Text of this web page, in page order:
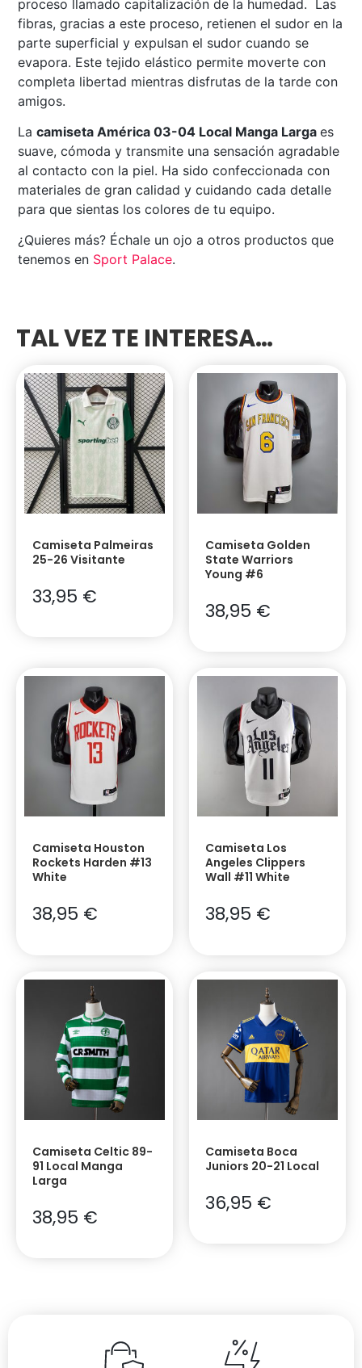
proceso llamado capitalización de la humedad. Las
fibras, gracias a este proceso, retienen el sudor en la
parte superficial y expulsan el sudor cuando se
evapora. Este tejido elástico permite moverte con
completa libertad mientras disfrutas de la tarde con
amigos.
Lacamiseta América 03-04 Local Manga Larga es
suave, cómoda y transmite una sensación agradable
al contacto con la piel. Ha sido confeccionada con
materiales de gran calidad y cuidando cada detalle
para que sientas los colores de tu equipo.
¿Quieres más? Échale un ojo a otros productos que
tenemos en Sport Palace.
TAL VEZ TE INTERESA…
Camiseta Palmeiras
25-26 Visitante
33,95 €
Camiseta Golden
State Warriors
Young #6
38,95 €
Camiseta Houston
Rockets Harden #13
White
38,95 €
Camiseta Los
Angeles Clippers
Wall #11 White
38,95 €
Camiseta Celtic 89-
91 Local Manga
Larga
38,95 €
Camiseta Boca
Juniors 20-21 Local
36,95 €